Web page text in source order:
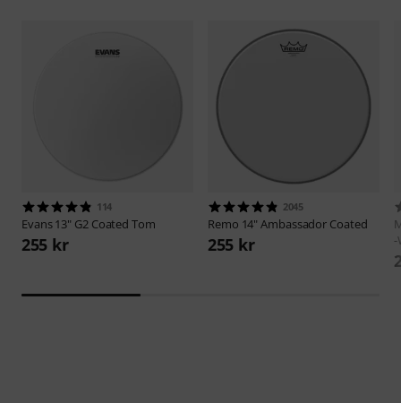
114
Evans13" G2 Coated Tom
255 kr
2045
Remo 14" Ambassador Coated
255 kr